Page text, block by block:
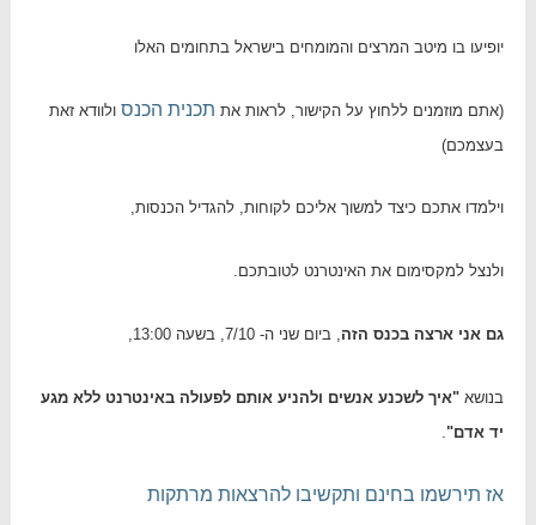
יופיעו בו מיטב המרצים והמומחים בישראל בתחומים האלו
(אתם מוזמנים ללחוץ על הקישור, לראות את תכנית הכנס ולוודא זאת
בעצמכם)
וילמדו אתכם כיצד למשוך אליכם לקוחות, להגדיל הכנסות,
ולנצל למקסימום את האינטרנט לטובתכם.
גם אני ארצה בכנס הזה, ביום שני ה- 7/10, בשעה 13:00,
בנושא"איך לשכנע אנשים ולהניע אותם לפעולה באינטרנט ללא מגע
יד אדם".
אז תירשמו בחינם ותקשיבו להרצאות מרתקות